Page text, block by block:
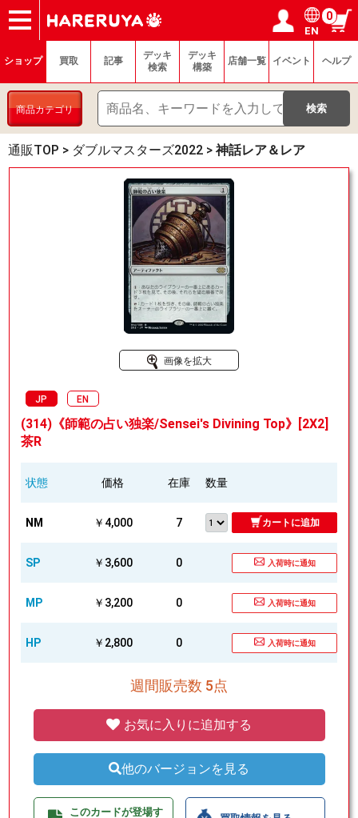
ショップ
買取
記事
デッキ検索
デッキ構築
選手一覧
店舗一覧
イベント
ヘルプ
お問い合わせ ログイン／会員登録
マイページ
EN
0
ショップ 買取 記事
デッキ
検索
デッキ
構築
店舗一覧 イベント ヘルプ
商品カテゴリ
通販TOP > ダブルマスターズ2022 > 神話レア＆レア
画像を拡大
JP EN
(314)《師範の占い独楽/Sensei's Divining Top》[2X2]
茶R
状態 価格 在庫 数量
NM ￥4,000 7 カートに追加
SP ￥3,600 0 入荷時に通知
MP ￥3,200 0 入荷時に通知
HP ￥2,800 0 入荷時に通知
週間販売数 5点
お気に入りに追加する
他のバージョンを見る
このカードが登場す